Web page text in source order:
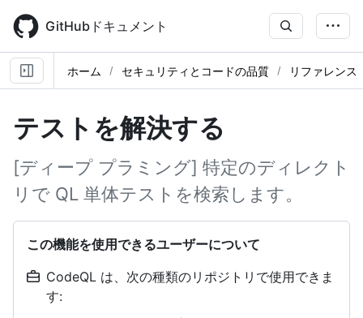
main
content
GitHubドキュメント
ホーム セキュリティとコードの品質 リファレンス
テストを解決する
[ディープ プラミング] 特定のディレクト
リで QL 単体テストを検索します。
この機能を使用できるユーザーについて
CodeQL は、次の種類のリポジトリで使用できま
す: